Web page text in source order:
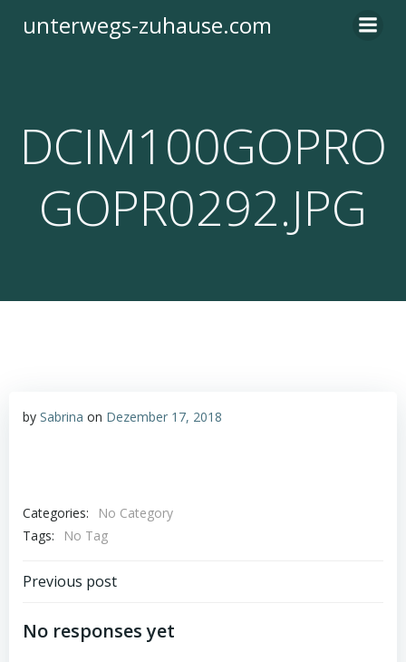
Inhalt
unterwegs-zuhause.com
DCIM100GOPRO
GOPR0292.JPG
by Sabrina on Dezember 17, 2018
Categories:
No Category
Tags:
No Tag
Post
navigation
Previous post
No responses yet